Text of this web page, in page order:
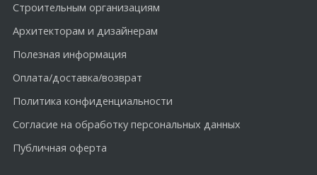
Строительным организациям
Архитекторам и дизайнерам
Полезная информация
Оплата/доставка/возврат
Политика конфиденциальности
Согласие на обработку персональных данных
Публичная оферта